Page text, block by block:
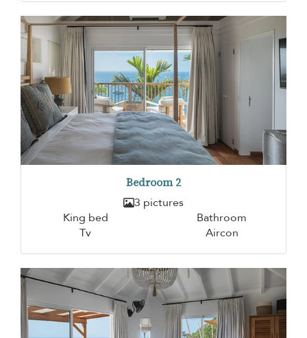
Bedroom 2
3 pictures
King bed
Bathroom
Tv
Aircon